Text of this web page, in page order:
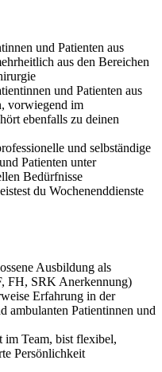
und Patienten aus
aus den Bereichen
und Patienten aus
vorwiegend im
ebenfalls zu deinen
und selbständige
Patienten unter
Bedürfnisse
du Wochenenddienste
Ausbildung als
FH, SRK Anerkennung)
Erfahrung in der
ambulanten Patientinnen und
im Team, bist flexibel,
Persönlichkeit